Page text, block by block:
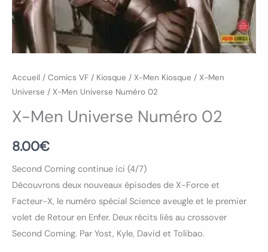
Accueil / Comics VF / Kiosque / X-Men Kiosque / X-Men
Universe / X-Men Universe Numéro 02
X-Men Universe Numéro 02
8.00€
Second Coming continue ici (4/7)
Découvrons deux nouveaux épisodes de X-Force et
Facteur-X, le numéro spécial Science aveugle et le premier
volet de Retour en Enfer. Deux récits liés au crossover
Second Coming. Par Yost, Kyle, David et Tolibao.